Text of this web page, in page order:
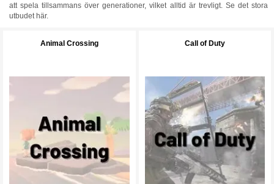
att spela tillsammans över generationer, vilket alltid är trevligt. Se det stora
utbudet här.
Animal Crossing Call of Duty